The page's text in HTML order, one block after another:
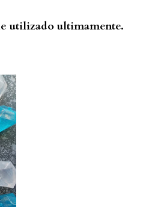
utilizado ultimamente.